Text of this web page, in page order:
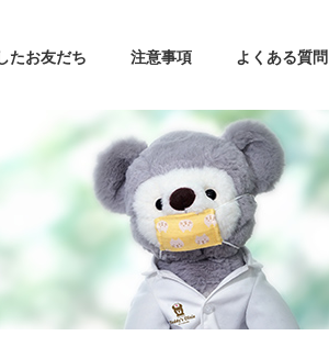
たお友だち 注意事項 よくある質問